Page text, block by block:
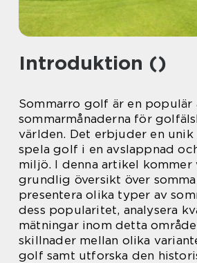
Introduktion ()
Sommarro golf är en
sommarmånaderna för
världen. Det erbjuder en
spela golf i en avslappnad
miljö. I denna artikel kommer
grundlig översikt över
presentera olika typer av
dess popularitet, analysera
mätningar inom detta
skillnader mellan olika
golf samt utforska den